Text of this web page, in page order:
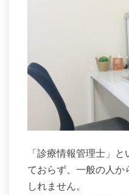
「診療情報管理士」
ておらず、一般の人か
しれません。